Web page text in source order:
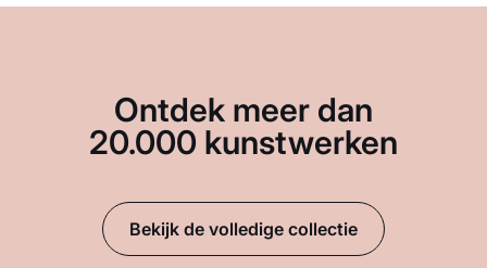
Ontdek meer dan
20.000 kunstwerken
Bekijk de volledige collectie